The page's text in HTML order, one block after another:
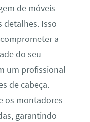
de móveis
detalhes. Isso
a
do seu
um profissional
de cabeça.
os montadores
garantindo